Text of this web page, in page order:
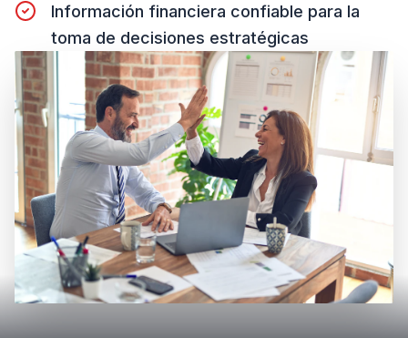
Información financiera confiable para la
toma de decisiones estratégicas